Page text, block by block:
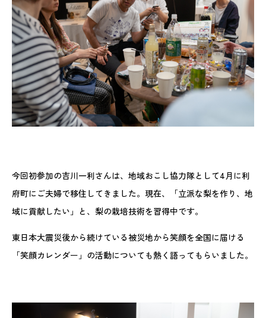
今回初参加の吉川一利さんは、地域おこし協力隊として4月に利
府町にご夫婦で移住してきました。現在、「立派な梨を作り、地
域に貢献したい」と、梨の栽培技術を習得中です。
東日本大震災後から続けている被災地から笑顔を全国に届ける
「笑顔カレンダー」の活動についても熱く語ってもらいました。